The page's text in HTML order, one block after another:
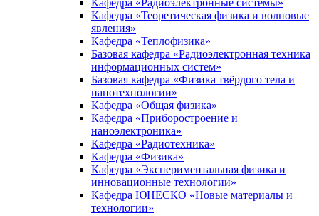
Кафедра «Радиоэлектронные системы»
Кафедра «Теоретическая физика и волновые
явления»
Кафедра «Теплофизика»
Базовая кафедра «Радиоэлектронная техника
информационных систем»
Базовая кафедра «Физика твёрдого тела и
нанотехнологии»
Кафедра «Общая физика»
Кафедра «Приборостроение и
наноэлектроника»
Кафедра «Радиотехника»
Кафедра «Физика»
Кафедра «Экспериментальная физика и
инновационные технологии»
Кафедра ЮНЕСКО «Новые материалы и
технологии»